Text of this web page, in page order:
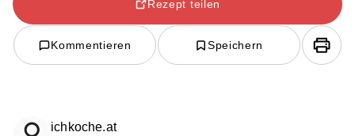
Rezept teilen
Kommentieren Speichern
ichkoche.at